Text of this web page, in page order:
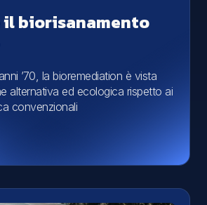
il biorisanamento
’70, la bioremediation è vista
alternativa ed ecologica rispetto ai
convenzionali